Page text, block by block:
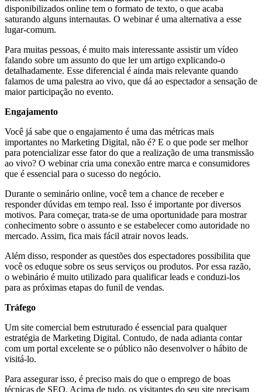
disponibilizados online tem o formato de texto, o que acaba
saturando alguns internautas. O webinar é uma alternativa a esse
lugar-comum.
Para muitas pessoas, é muito mais interessante assistir um vídeo
falando sobre um assunto do que ler um artigo explicando-o
detalhadamente. Esse diferencial é ainda mais relevante quando
falamos de uma palestra ao vivo, que dá ao espectador a sensação de
maior participação no evento.
Engajamento
Você já sabe que o engajamento é uma das métricas mais
importantes no Marketing Digital, não é? E o que pode ser melhor
para potencializar esse fator do que a realização de uma transmissão
ao vivo? O webinar cria uma conexão entre marca e consumidores
que é essencial para o sucesso do negócio.
Durante o seminário online, você tem a chance de receber e
responder dúvidas em tempo real. Isso é importante por diversos
motivos. Para começar, trata-se de uma oportunidade para mostrar
conhecimento sobre o assunto e se estabelecer como autoridade no
mercado. Assim, fica mais fácil atrair novos leads.
Além disso, responder as questões dos espectadores possibilita que
você os eduque sobre os seus serviços ou produtos. Por essa razão,
o webinário é muito utilizado para qualificar leads e conduzi-los
para as próximas etapas do funil de vendas.
Tráfego
Um site comercial bem estruturado é essencial para qualquer
estratégia de Marketing Digital. Contudo, de nada adianta contar
com um portal excelente se o público não desenvolver o hábito de
visitá-lo.
Para assegurar isso, é preciso mais do que o emprego de boas
técnicas de SEO. Acima de tudo, os visitantes do seu site precisam